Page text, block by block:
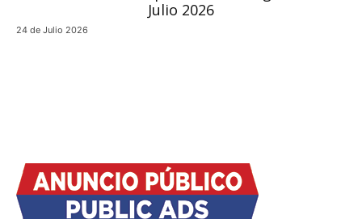
24 de Julio 2026